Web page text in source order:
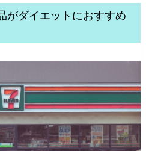
がダイエットにおすすめ